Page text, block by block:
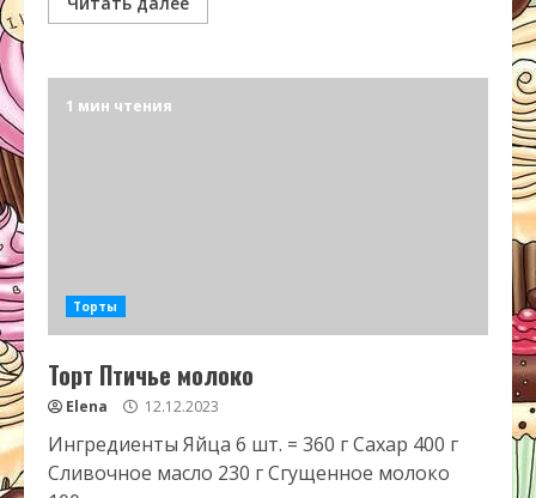
1 мин чтения
Торты
Торт Птичье молоко
Elena 12.12.2023
Ингредиенты Яйца 6 шт. = 360 г Сахар 400 г
Сливочное масло 230 г Сгущенное молоко